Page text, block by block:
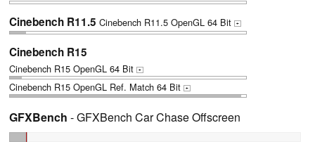
Cinebench R11.5 Cinebench R11.5 OpenGL 64 Bit +
Cinebench R15
Cinebench R15 OpenGL 64 Bit +
Cinebench R15 OpenGL Ref. Match 64 Bit +
GFXBench - GFXBench Car Chase Offscreen